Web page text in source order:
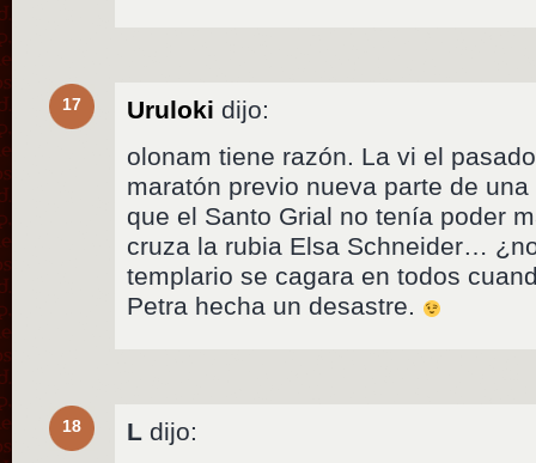
17 Uruloki dijo:
olonam tiene razón. La vi el
maratón previo nueva parte de
que el Santo Grial no tenía poder
cruza la rubia Elsa Schneider…
templario se cagara en todos
Petra hecha un desastre.
18 L dijo: